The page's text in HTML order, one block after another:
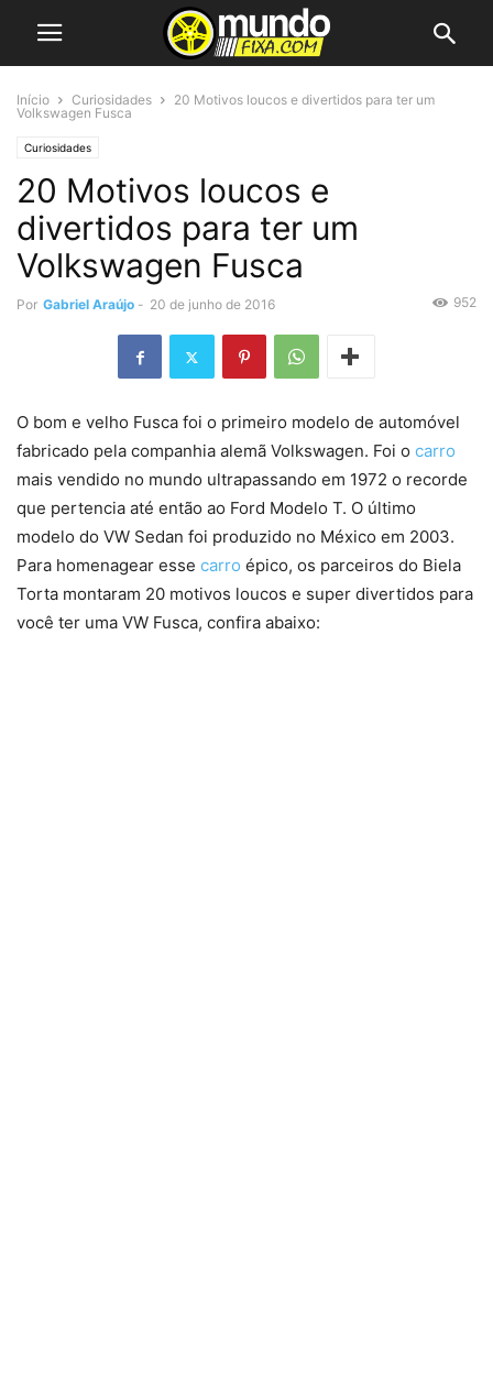
Início Curiosidades
20 Motivos loucos e divertidos para ter um
Volkswagen Fusca
Curiosidades
20 Motivos loucos e
divertidos para ter um
Volkswagen Fusca
Por Gabriel Araújo - 20 de junho de 2016 952
O bom e velho Fusca foi o primeiro modelo de automóvel
fabricado pela companhia alemã Volkswagen. Foi o carro
mais vendido no mundo ultrapassando em 1972 o recorde
que pertencia até então ao Ford Modelo T. O último
modelo do VW Sedan foi produzido no México em 2003.
Para homenagear esse carro épico, os parceiros do Biela
Torta montaram 20 motivos loucos e super divertidos para
você ter uma VW Fusca, confira abaixo: